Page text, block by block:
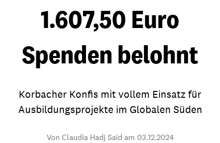
1.607,50 Euro
Spenden belohnt
Korbacher Konfis mit vollem Einsatz für
Ausbildungsprojekte im Globalen Süden
Von Claudia Hadj Said am 03.12.2024